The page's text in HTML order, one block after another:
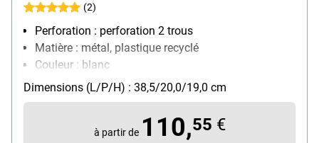
(2)
Perforation : perforation 2 trous
Matière : métal, plastique recyclé
Couleur : blanc
Dimensions (L/P/H) : 38,5/20,0/19,0 cm
à partir de 110,55 €